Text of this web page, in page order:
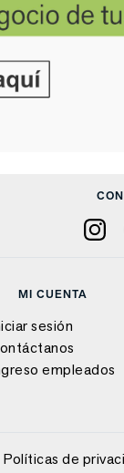
MI CUENTA
sesión
empleados
Políticas de